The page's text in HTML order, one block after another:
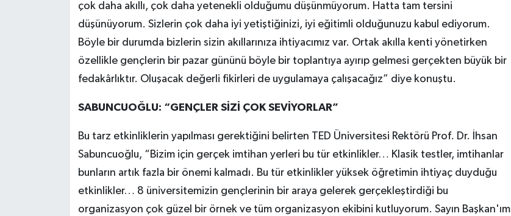
çok daha akıllı, çok daha yetenekli olduğumu düşünmüyorum. Hatta tam tersini
düşünüyorum. Sizlerin çok daha iyi yetiştiğinizi, iyi eğitimli olduğunuzu kabul ediyorum.
Böyle bir durumda bizlerin sizin akıllarınıza ihtiyacımız var. Ortak akılla kenti yönetirken
özellikle gençlerin bir pazar gününü böyle bir toplantıya ayırıp gelmesi gerçekten büyük bir
fedakârlıktır. Oluşacak değerli fikirleri de uygulamaya çalışacağız” diye konuştu.
SABUNCUOĞLU: “GENÇLER SİZİ ÇOK SEVİYORLAR”
Bu tarz etkinliklerin yapılması gerektiğini belirten TED Üniversitesi Rektörü Prof. Dr. İhsan
Sabuncuoğlu, “Bizim için gerçek imtihan yerleri bu tür etkinlikler… Klasik testler, imtihanlar
bunların artık fazla bir önemi kalmadı. Bu tür etkinlikler yüksek öğretimin ihtiyaç duyduğu
etkinlikler… 8 üniversitemizin gençlerinin bir araya gelerek gerçekleştirdiği bu
organizasyon çok güzel bir örnek ve tüm organizasyon ekibini kutluyorum. Sayın Başkan'ım